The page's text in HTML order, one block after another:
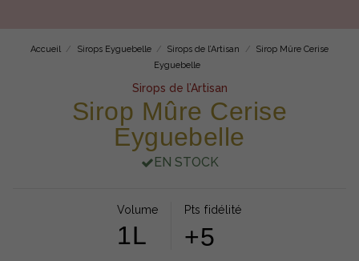
Accueil Sirops Eyguebelle Sirops de l’Artisan
Sirop Mûre Cerise
Eyguebelle
Sirops de l’Artisan
Sirop Mûre Cerise
Eyguebelle
EN STOCK
Volume
1L
Pts fidélité
+5